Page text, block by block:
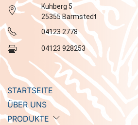
Kuhberg 5
25355 Barmstedt
04123 2778
04123 928253
STARTSEITE
ÜBER UNS
PRODUKTE